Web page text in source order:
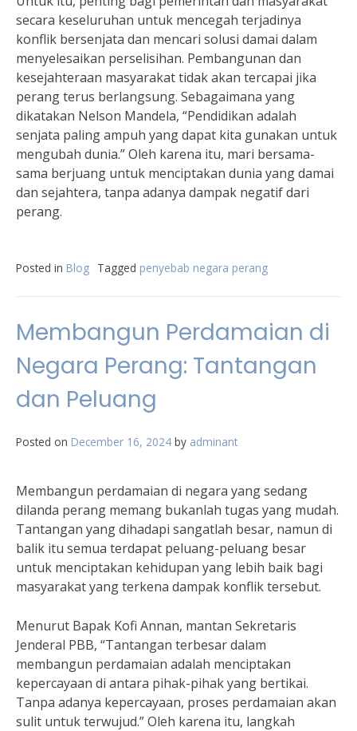
secara keseluruhan untuk mencegah terjadinya
konflik bersenjata dan mencari solusi damai dalam
menyelesaikan perselisihan. Pembangunan dan
kesejahteraan masyarakat tidak akan tercapai jika
perang terus berlangsung. Sebagaimana yang
dikatakan Nelson Mandela, “Pendidikan adalah
senjata paling ampuh yang dapat kita gunakan untuk
mengubah dunia.” Oleh karena itu, mari bersama-
sama berjuang untuk menciptakan dunia yang damai
dan sejahtera, tanpa adanya dampak negatif dari
perang.
Posted in Blog Tagged penyebab negara perang
Membangun Perdamaian di
Negara Perang: Tantangan
dan Peluang
Posted on December 16, 2024 by adminant
Membangun perdamaian di negara yang sedang
dilanda perang memang bukanlah tugas yang mudah.
Tantangan yang dihadapi sangatlah besar, namun di
balik itu semua terdapat peluang-peluang besar
untuk menciptakan kehidupan yang lebih baik bagi
masyarakat yang terkena dampak konflik tersebut.
Menurut Bapak Kofi Annan, mantan Sekretaris
Jenderal PBB, “Tantangan terbesar dalam
membangun perdamaian adalah menciptakan
kepercayaan di antara pihak-pihak yang bertikai.
Tanpa adanya kepercayaan, proses perdamaian akan
sulit untuk terwujud.” Oleh karena itu, langkah